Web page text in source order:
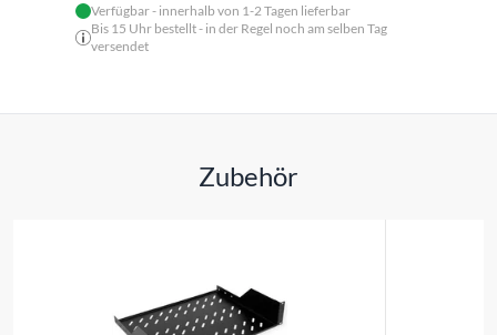
Verfügbar - innerhalb von 1-2 Tagen lieferbar
Bis 15 Uhr bestellt - in der Regel noch am selben Tag
versendet
Zubehör